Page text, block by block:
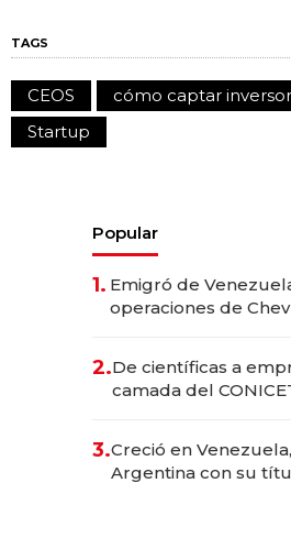
TAGS
CEOS cómo captar
Startup
Popular
1. Emigró de
operaciones de
2.De científicas a
camada del
3.Creció en
Argentina con su